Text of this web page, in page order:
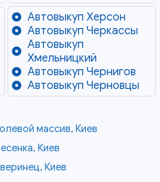
Автовыкуп Херсон
Автовыкуп Черкассы
Автовыкуп
Хмельницкий
Автовыкуп Чернигов
Автовыкуп Черновцы
массив, Киев
Киев
Киев